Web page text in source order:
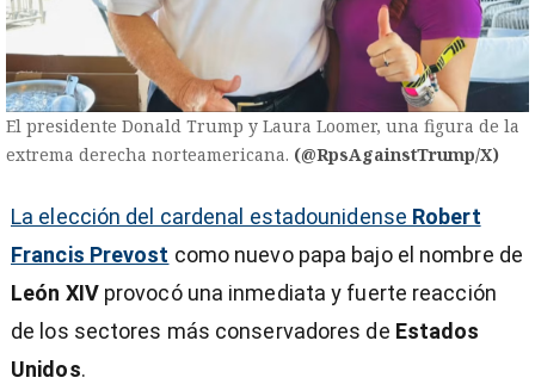
El presidente Donald Trump y Laura Loomer, una figura de la
extrema derecha norteamericana. (@RpsAgainstTrump/X)
La elección del cardenal estadounidense Robert
Francis Prevost como nuevo papa bajo el nombre de
León XIVprovocó una inmediata y fuerte reacción
de los sectores más conservadores de Estados
Unidos.